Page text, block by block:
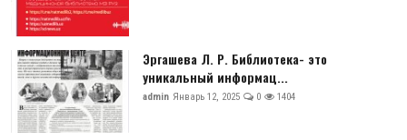
Эргашева Л. Р. Библиотека- это
уникальный информац...
admin Январь 12, 2025 0 1404